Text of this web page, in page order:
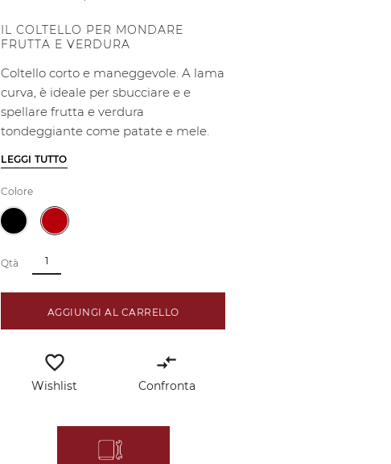
IL COLTELLO PER MONDARE
FRUTTA E VERDURA
Coltello corto e maneggevole. A lama
curva, è ideale per sbucciare e e
spellare frutta e verdura
tondeggiante come patate e mele.
LEGGI TUTTO
Colore
Qtà
AGGIUNGI AL CARRELLO
favorite_border
Wishlist
compare_arrows
Confronta